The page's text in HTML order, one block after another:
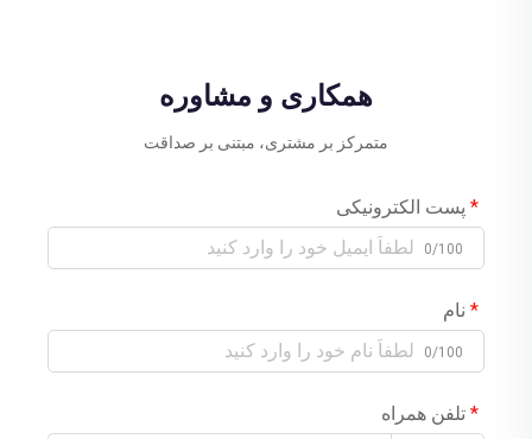
همکاری و مشاوره
متمرکز بر مشتری، مبتنی بر صداقت
پست الکترونیکی
0/100
نام
0/100
تلفن همراه